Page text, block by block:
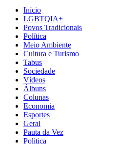
Início
LGBTQIA+
Povos Tradicionais
Política
Meio Ambiente
Cultura e Turismo
Tabus
Sociedade
Vídeos
Álbuns
Colunas
Economia
Esportes
Geral
Pauta da Vez
Política